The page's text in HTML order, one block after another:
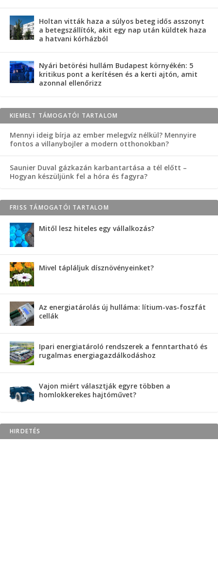
Holtan vitták haza a súlyos beteg idős asszonyt
a betegszállítók, akit egy nap után küldtek haza
a hatvani kórházból
Nyári betörési hullám Budapest környékén: 5
kritikus pont a kerítésen és a kerti ajtón, amit
azonnal ellenőrizz
KIEMELT TÁMOGATÓI TARTALOM
Mennyi ideig bírja az ember melegvíz nélkül? Mennyire
fontos a villanybojler a modern otthonokban?
Saunier Duval gázkazán karbantartása a tél előtt –
Hogyan készüljünk fel a hóra és fagyra?
FRISS TÁMOGATÓI TARTALOM
Mitől lesz hiteles egy vállalkozás?
Mivel tápláljuk dísznövényeinket?
Az energiatárolás új hulláma: lítium-vas-foszfát
cellák
Ipari energiatároló rendszerek a fenntartható és
rugalmas energiagazdálkodáshoz
Vajon miért választják egyre többen a
homlokkerekes hajtóművet?
HIRDETÉS